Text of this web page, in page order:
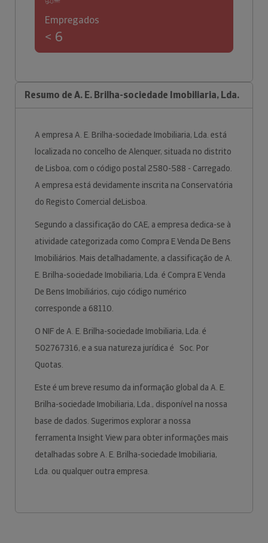
Empregados
< 6
Resumo de A. E. Brilha-sociedade Imobiliaria, Lda.
A empresa A. E. Brilha-sociedade Imobiliaria, Lda. está
localizada no concelho de Alenquer, situada no distrito
de Lisboa, com o código postal 2580-588 - Carregado.
A empresa está devidamente inscrita na Conservatória
do Registo Comercial deLisboa.
Segundo a classificação do CAE, a empresa dedica-se à
atividade categorizada como Compra E Venda De Bens
Imobiliários. Mais detalhadamente, a classificação de A.
E. Brilha-sociedade Imobiliaria, Lda. é Compra E Venda
De Bens Imobiliários, cujo código numérico
corresponde a 68110.
O NIF de A. E. Brilha-sociedade Imobiliaria, Lda. é
502767316, e a sua natureza jurídica é Soc. Por
Quotas.
Este é um breve resumo da informação global da A. E.
Brilha-sociedade Imobiliaria, Lda., disponível na nossa
base de dados. Sugerimos explorar a nossa
ferramenta Insight View para obter informações mais
detalhadas sobre A. E. Brilha-sociedade Imobiliaria,
Lda. ou qualquer outra empresa.